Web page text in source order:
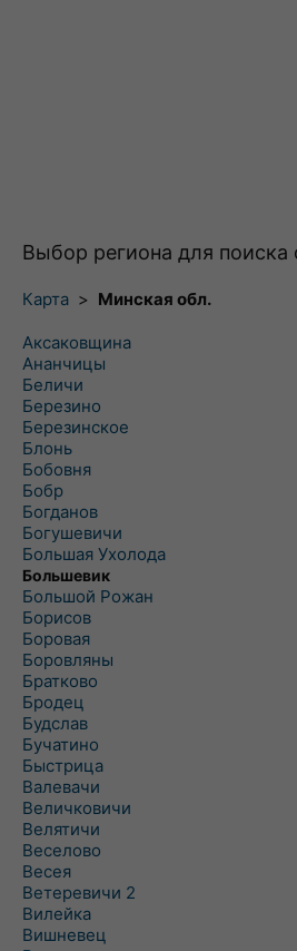
Выбор региона для поиска
Карта > Минская обл.
Аксаковщина
Ананчицы
Беличи
Березино
Березинское
Блонь
Бобовня
Бобр
Богданов
Богушевичи
Большая Ухолода
Большевик
Большой Рожан
Борисов
Боровая
Боровляны
Братково
Бродец
Будслав
Бучатино
Быстрица
Валевачи
Величковичи
Велятичи
Веселово
Весея
Ветеревичи 2
Вилейка
Вишневец